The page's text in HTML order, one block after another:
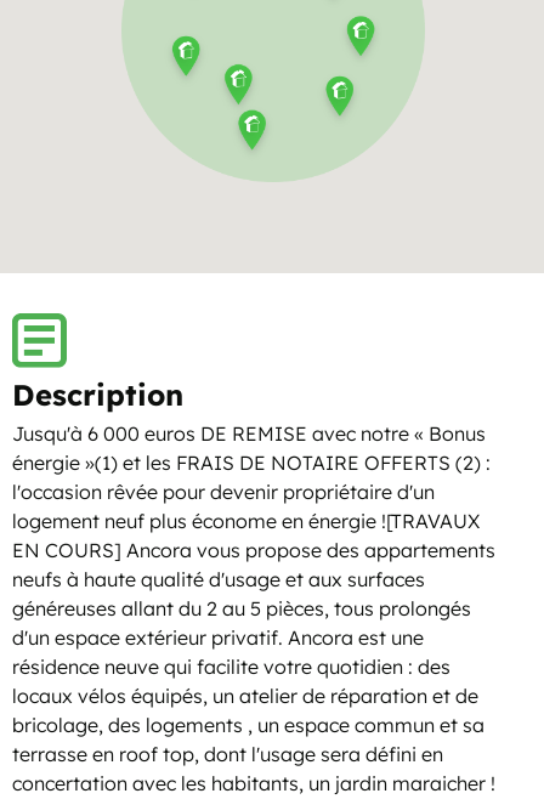
Description
Jusqu'à 6 000 euros DE REMISE avec notre « Bonus
énergie »(1) et les FRAIS DE NOTAIRE OFFERTS (2) :
l'occasion rêvée pour devenir propriétaire d'un
logement neuf plus économe en énergie ![TRAVAUX
EN COURS] Ancora vous propose des appartements
neufs à haute qualité d'usage et aux surfaces
généreuses allant du 2 au 5 pièces, tous prolongés
d'un espace extérieur privatif. Ancora est une
résidence neuve qui facilite votre quotidien : des
locaux vélos équipés, un atelier de réparation et de
bricolage, des logements , un espace commun et sa
terrasse en roof top, dont l'usage sera défini en
concertation avec les habitants, un jardin maraicher !